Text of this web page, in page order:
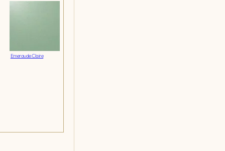
Emeraude Claire